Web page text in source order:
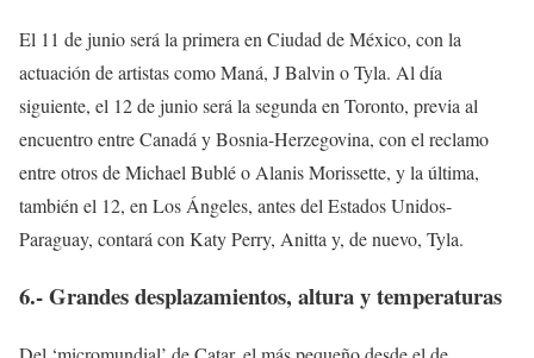
El 11 de junio será la primera en Ciudad de México, con la
actuación de artistas como Maná, J Balvin o Tyla. Al día
siguiente, el 12 de junio será la segunda en Toronto, previa al
encuentro entre Canadá y Bosnia-Herzegovina, con el reclamo
entre otros de Michael Bublé o Alanis Morissette, y la última,
también el 12, en Los Ángeles, antes del Estados Unidos-
Paraguay, contará con Katy Perry, Anitta y, de nuevo, Tyla.
6.- Grandes desplazamientos, altura y temperaturas